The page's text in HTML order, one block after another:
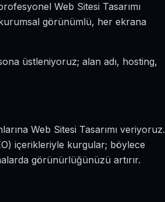
Web Sitesi Tasarımı
görünümlü, her ekrana
üstleniyoruz; alan adı, hosting,
Web Sitesi Tasarımı veriyoruz.
içerikleriyle kurgular; böylece
görünürlüğünüzü artırır.